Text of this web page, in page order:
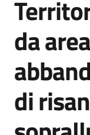
Servizi
Leggi
Atti
Bandi
da
di